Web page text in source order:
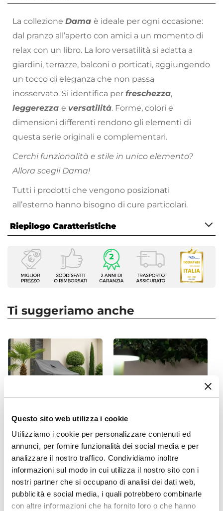
Questo sito web utilizza i cookie
Utilizziamo i cookie per personalizzare contenuti ed
annunci, per fornire funzionalità dei social media e per
analizzare il nostro traffico. Condividiamo inoltre
informazioni sul modo in cui utilizza il nostro sito con i
nostri partner che si occupano di analisi dei dati web,
pubblicità e social media, i quali potrebbero combinarle
con altre informazioni che ha fornito loro o che hanno
La collezione Dama è ideale per ogni occasione:
dal pranzo all’aperto con amici a un momento di
relax con un libro. La loro versatilità si adatta a
giardini, terrazze, balconi o porticati, aggiungendo
un tocco di eleganza che non passa
inosservato. Si identifica per freschezza,
leggerezza e versatilità. Forme, colori e
dimensioni differenti rendono gli elementi di
questa serie originali e complementari.
Cerchi funzionalità e stile in unico elemento?
Allora scegli Dama!
Tutti i prodotti che vengono posizionati
all’esterno hanno bisogno di cure particolari.
evitando l’esposizione a pioggia, raggi solari e
intemperie. Metti l’arredo al riparo sotto una
copertura, oppure utilizza gli
appositi dispositivi
per la curae la manutenzione come le
cover
non specifici, perché potrebbero danneggiare
l’arredo. È raccomandato, inoltre, non utilizzare
Sedia progettata per uso domestico e non
adatta per ambienti o utilizzi commerciali.
Riepilogo Caratteristiche
Caratteristiche
Tipologia
Sedia da giardino
Dimensioni
Altezza
86 cm
Altezza Seduta
Braccioli
Metallo
Colore Seduta
Nero
Materiale Struttura
Metallo
Colore Struttura
Ti suggeriamo anche
CODICE:COVER11
Copertura protettiva per
pila di sedie in poliestere
idrorepellente 70x70x120h
cm - Wakanda
CODICE:FA-14N
Lampada da tavolo portatile
a LED 14x34h cm in
alluminio nero - Fair